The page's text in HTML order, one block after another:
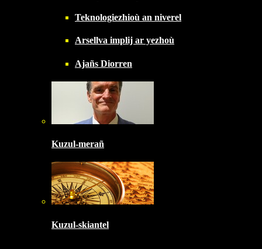
Teknologiezhioù an niverel
Arsellva implij ar yezhoù
Ajañs Diorren
Kuzul-merañ
Kuzul-skiantel